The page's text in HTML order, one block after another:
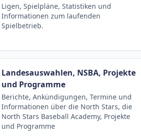
Ligen, Spielpläne, Statistiken und
Informationen zum laufenden
Spielbetrieb.
Landesauswahlen, NSBA, Projekte
und Programme
Berichte, Ankündigungen, Termine und
Informationen über die North Stars, die
North Stars Baseball Academy, Projekte
und Programme